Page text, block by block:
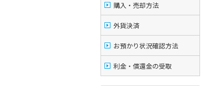
購入・売却方法
外貨決済
お預かり状況確認方法
利金・償還金の受取